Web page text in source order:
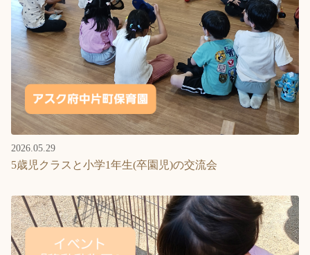
2026.05.29
5歳児クラスと小学1年生(卒園児)の交流会